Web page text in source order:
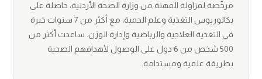
مرخّصة لمزاولة المهنة من وزارة الصحة الأردنية، حاصلة على
بكالوريوس التغذية وعلم الحمية، مع أكثر من 7 سنوات خبرة
في التغذية العلاجية والرياضية وإدارة الوزن. ساعدت أكثر من
500 شخص من 6 دول على الوصول لأهدافهم الصحية
بطريقة علمية ومستدامة.